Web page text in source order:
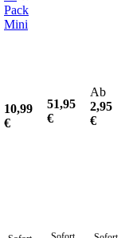
Pack
Mini
10,99
€
51,95
€
Ab
2,95
€